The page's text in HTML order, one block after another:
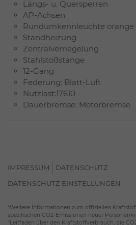
Längs- u. Quersperren
AP-Achsen
Rundumkennleuchte orange
Standheizung
Zentralverriegelung
Stahlstoßstange
12-Gang
Federung: Blatt-Luft
Nutzlast:17610
Dauerbremse: Motorbremse
IMPRESSUM
DATENSCHUTZ
DATENSCHUTZ EINSTELLUNGEN
*Weitere Informationen zum offiziellen
spezifischen CO2-Emissionen neuer
"Leitfaden über den Kraftstoffverbrauch, die